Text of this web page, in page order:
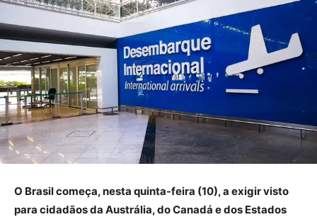
O Brasil começa, nesta quinta-feira (10), a exigir visto
para cidadãos da Austrália, do Canadá e dos Estados